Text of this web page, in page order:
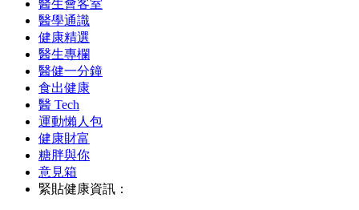
醫生會客室
醫學通識
健康精選
醫生專欄
醫健一分鐘
食出健康
醫 Tech
運動懶人包
健康財富
糖胖與你
意見箱
緊貼健康資訊：